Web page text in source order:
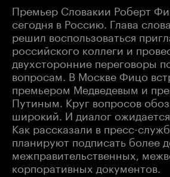
Премьер Словакии Роберт
сегодня в Россию. Глава
решил воспользоваться
российского коллеги и
двухсторонние переговоры
вопросам. В Москве Фицо
премьером Медведевым и
Путиным. Круг вопросов
широкий. И диалог
Как рассказали в пресс-
планируют подписать более
межправительственных,
корпоративных документов.